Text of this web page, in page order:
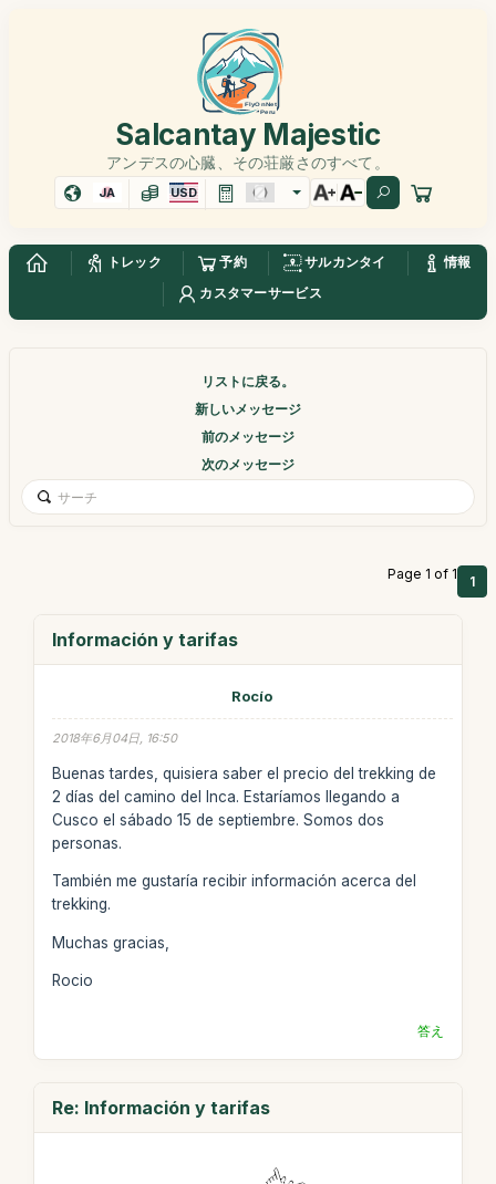
Salcantay Majestic
アンデスの心臓、その荘厳さのすべて。
JA USD
トレック 予約 サルカンタイ
情報
カスタマーサービス
リストに戻る。
新しいメッセージ
前のメッセージ
次のメッセージ
Page 1 of 1 1
Información y tarifas
Rocío
2018年6月04日, 16:50
Buenas tardes, quisiera saber el precio del trekking de
2 días del camino del Inca. Estaríamos llegando a
Cusco el sábado 15 de septiembre. Somos dos
personas.
También me gustaría recibir información acerca del
trekking.
Muchas gracias,
Rocio
答え
Re: Información y tarifas